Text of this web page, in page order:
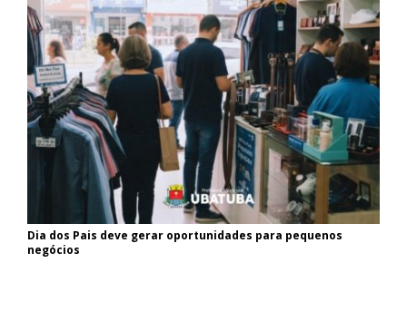
Dia dos Pais deve gerar oportunidades para pequenos
negócios